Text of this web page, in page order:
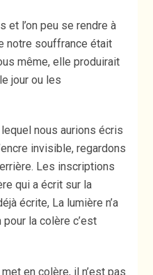
l’on peu se rendre à
notre souffrance était
même, elle produirait
jour ou les
nous aurions écris
invisible, regardons
Les inscriptions
qui a écrit sur la
écrite, La lumière n’a
la colère c’est
en colère, il n’est pas